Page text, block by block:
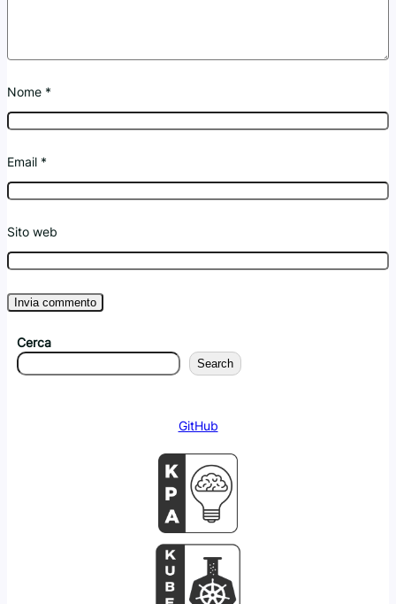
Nome *
Email *
Sito web
Cerca
Search
GitHub